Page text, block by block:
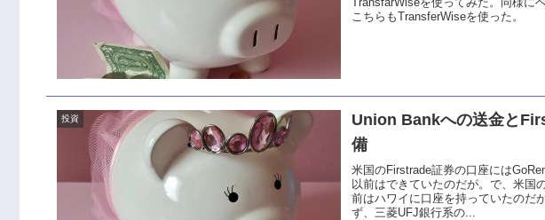
こちらもTransferWiseを使った。
投資
Union Bankへの送金と
備
米国のFirstrade証券の口座には
以前はできていたのだが。で、米国
前はハワイに口座を持っていたのだ
ず、三菱UFJ銀行系の...